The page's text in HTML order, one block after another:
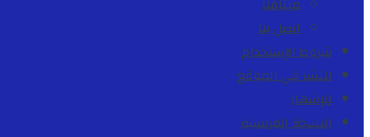
ميثاقنا
اتصل بنا
شروط الإستخدام
للنشر في الموقع
للإشهار
النسخة الفرنسية